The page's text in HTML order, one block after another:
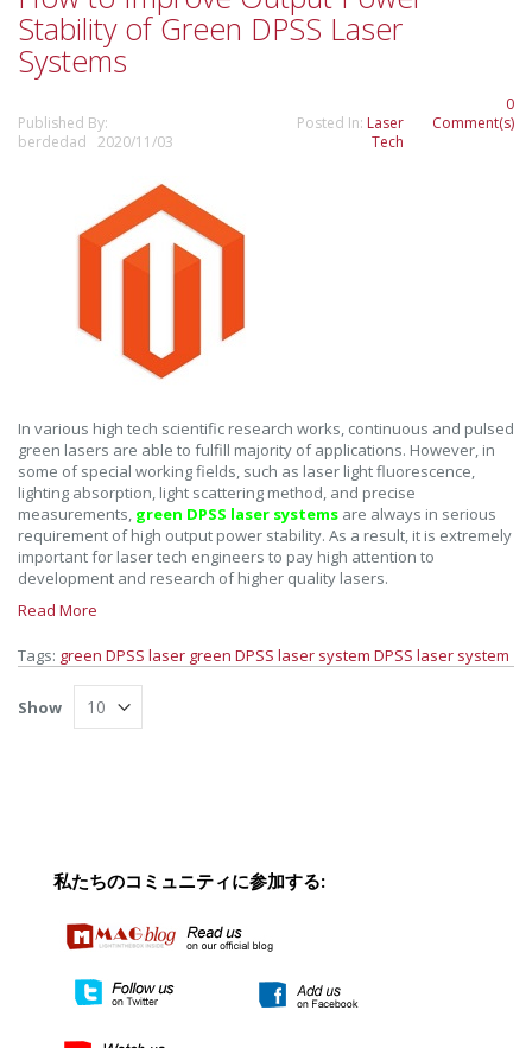
Stability of Green DPSS Laser
Systems
Published By:
berdedad 2020/11/03
Posted In: Laser
Tech
0
Comment(s)
In various high tech scientific research works, continuous and pulsed
green lasers are able to fulfill majority of applications. However, in
some of special working fields, such as laser light fluorescence,
lighting absorption, light scattering method, and precise
measurements, green DPSS laser systems are always in serious
requirement of high output power stability. As a result, it is extremely
important for laser tech engineers to pay high attention to
development and research of higher quality lasers.
Read More
Tags: green DPSS laser green DPSS laser system DPSS laser system
Show
私たちのコミュニティに参加する: